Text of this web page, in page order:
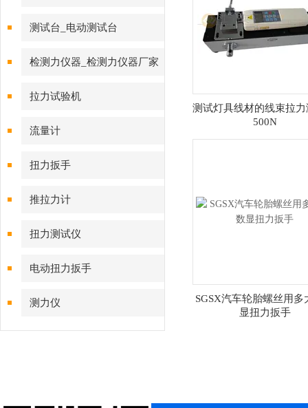
测试台_电动测试台
检测力仪器_检测力仪器厂家
拉力试验机
流量计
扭力扳手
推拉力计
扭力测试仪
电动扭力扳手
测力仪
测试灯具线材的线束拉
500N
SGSX汽车轮胎螺丝用多
显扭力扳手